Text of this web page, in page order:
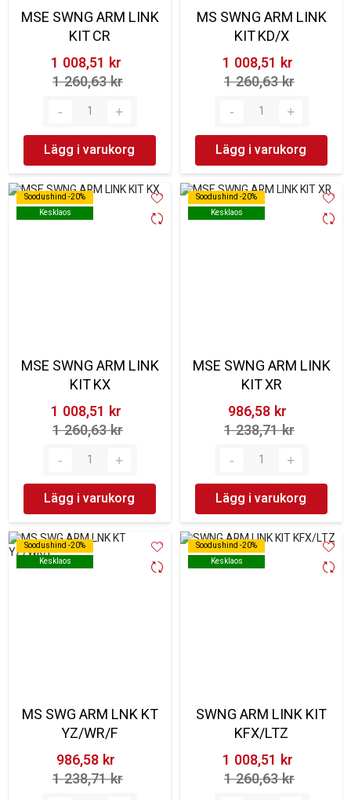
MSE SWNG ARM LINK
KIT CR
1 008,51 kr‎
1 260,63 kr‎
Lägg i varukorg
MS SWNG ARM LINK
KIT KD/X
1 008,51 kr‎
1 260,63 kr‎
Lägg i varukorg
Soodushind -20%
Kesklaos
Soodushind -20%
Kesklaos
MSE SWNG ARM LINK
KIT KX
1 008,51 kr‎
1 260,63 kr‎
Lägg i varukorg
Soodushind -20%
Kesklaos
Soodushind -20%
Kesklaos
MSE SWNG ARM LINK
KIT XR
986,58 kr‎
1 238,71 kr‎
Lägg i varukorg
Soodushind -20%
Kesklaos
Soodushind -20%
Kesklaos
MS SWG ARM LNK KT
YZ/WR/F
986,58 kr‎
1 238,71 kr‎
Soodushind -20%
Kesklaos
Soodushind -20%
Kesklaos
SWNG ARM LINK KIT
KFX/LTZ
1 008,51 kr‎
1 260,63 kr‎